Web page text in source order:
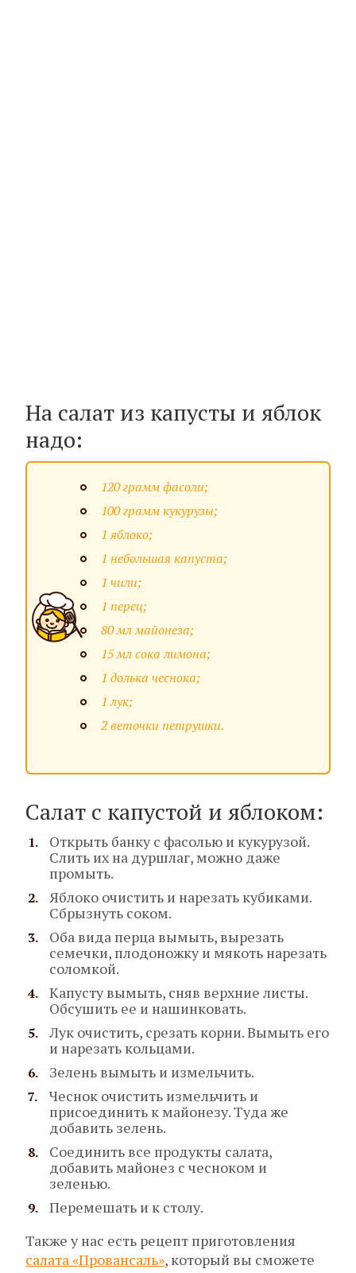
На салат из капусты и яблок
надо:
120 грамм фасоли;
100 грамм кукурузы;
1 яблоко;
1 небольшая капуста;
1 чили;
1 перец;
80 мл майонеза;
15 мл сока лимона;
1 долька чеснока;
1 лук;
2 веточки петрушки.
Салат с капустой и яблоком:
Открыть банку с фасолью и кукурузой.
Слить их на дуршлаг, можно даже
промыть.
Яблоко очистить и нарезать кубиками.
Сбрызнуть соком.
Оба вида перца вымыть, вырезать
семечки, плодоножку и мякоть нарезать
соломкой.
Капусту вымыть, сняв верхние листы.
Обсушить ее и нашинковать.
Лук очистить, срезать корни. Вымыть его
и нарезать кольцами.
Зелень вымыть и измельчить.
Чеснок очистить измельчить и
присоединить к майонезу. Туда же
добавить зелень.
Соединить все продукты салата,
добавить майонез с чесноком и
зеленью.
Перемешать и к столу.
Также у нас есть рецепт приготовления
салата «Провансаль», который вы сможете